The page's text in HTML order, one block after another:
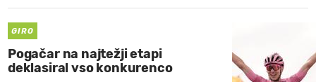
GIRO
Pogačar na najtežji etapi
deklasiral vso konkurenco